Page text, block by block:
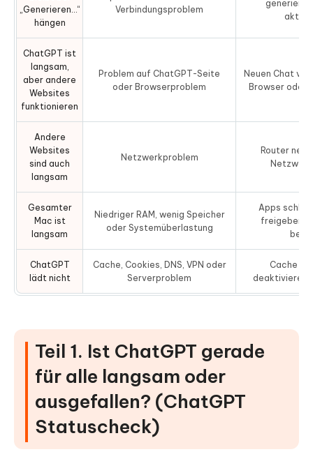
Schritte zur Leistungssteigerung des Macs mit
Cleamio
Häufig gestellte Fragen zu ChatGPT-
Verlangsamungen
„Generieren…“
hängen
Verbindungsproblem
ChatGPT ist
langsam,
aber andere
Websites
funktionieren
Problem auf ChatGPT-Seite
oder Browserproblem
Neuen Chat
Browser oder
Andere
Websites
sind auch
langsam
Netzwerkproblem
Router neu
Gesamter
Mac ist
langsam
Niedriger RAM, wenig Speicher
oder Systemüberlastung
Apps
freigeben,
ChatGPT
lädt nicht
Cache, Cookies, DNS, VPN oder
Serverproblem
Cache
deaktivieren,
Teil 1. Ist ChatGPT gerade
für alle langsam oder
ausgefallen? (ChatGPT
Statuscheck)